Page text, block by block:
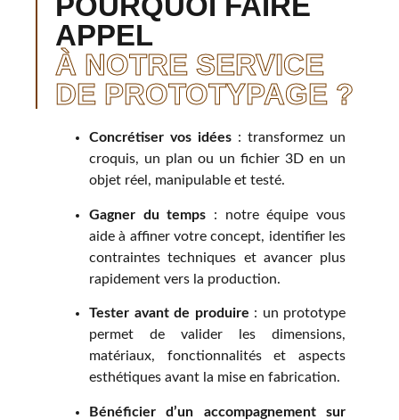
APPEL
À NOTRE SERVICE
DE PROTOTYPAGE ?
Concrétiser vos idées : transformez un
croquis, un plan ou un fichier 3D en un
objet réel, manipulable et testé.
Gagner du temps : notre équipe vous
aide à affiner votre concept, identifier les
contraintes techniques et avancer plus
rapidement vers la production.
Tester avant de produire : un prototype
permet de valider les dimensions,
matériaux, fonctionnalités et aspects
esthétiques avant la mise en fabrication.
Bénéficier d’un accompagnement sur